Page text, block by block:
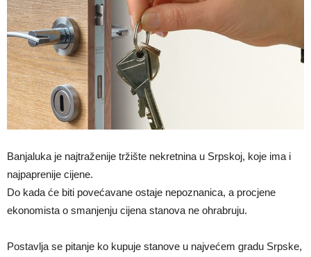
Banjaluka je najtraženije tržište nekretnina u Srpskoj, koje ima i
najpaprenije cijene.
Do kada će biti povećavane ostaje nepoznanica, a procjene
ekonomista o smanjenju cijena stanova ne ohrabruju.
Postavlja se pitanje ko kupuje stanove u najvećem gradu Srpske,